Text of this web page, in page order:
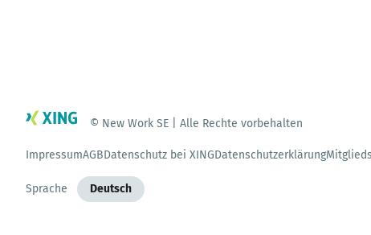
© New Work SE | Alle Rechte vorbehalten
ImpressumAGBDatenschutz bei XINGDatenschutzerklärung
Sprache Deutsch